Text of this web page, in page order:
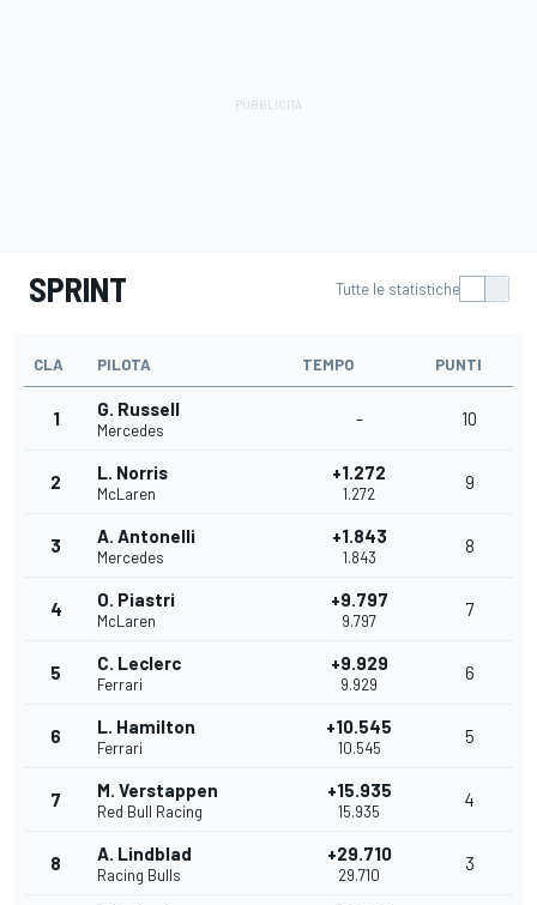
SPRINT Tutte le statistiche
CLA PILOTA TEMPO PUNTI
1 G. Russell
Mercedes
- 10
2 L. Norris
McLaren
+1.272
1.272
9
3 A. Antonelli
Mercedes
+1.843
1.843
8
4 O. Piastri
McLaren
+9.797
9.797
7
5 C. Leclerc
Ferrari
+9.929
9.929
6
6 L. Hamilton
Ferrari
+10.545
10.545
5
7 M. Verstappen
Red Bull Racing
+15.935
15.935
4
8 A. Lindblad
Racing Bulls
+29.710
29.710
3